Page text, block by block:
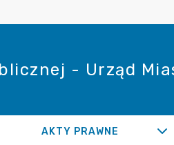
- Urząd
AKTY PRAWNE